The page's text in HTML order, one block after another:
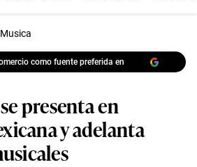
Musica
como fuente preferida en
presenta en
y adelanta